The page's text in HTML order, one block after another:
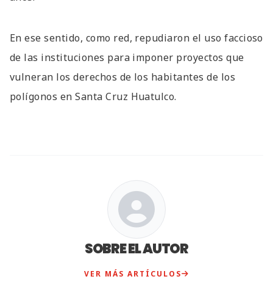
En ese sentido, como red, repudiaron el uso faccioso
de las instituciones para imponer proyectos que
vulneran los derechos de los habitantes de los
polígonos en Santa Cruz Huatulco.
SOBRE EL AUTOR
VER MÁS ARTÍCULOS